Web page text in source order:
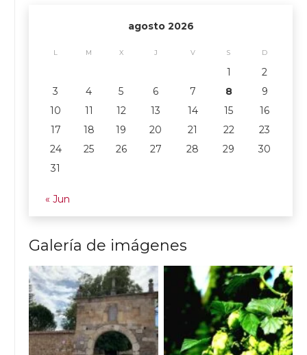
agosto 2026
L M X J V S D
1
2
3
4 5 6 7 8
9
10
11 12 13 14 15
16
17
18 19 20 21 22
23
24
25 26 27 28 29
30
31
« Jun
Galería de imágenes